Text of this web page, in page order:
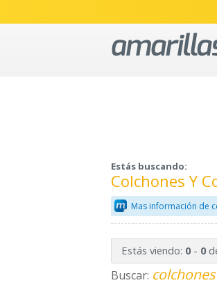
Estás buscando:
Colchones Y
Mas información de
Estás viendo: 0- 0
Buscar: